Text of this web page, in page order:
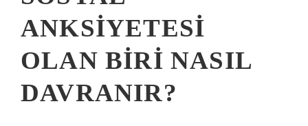
ANKSIYETESI
OLAN BIRI NASIL
DAVRANIR?